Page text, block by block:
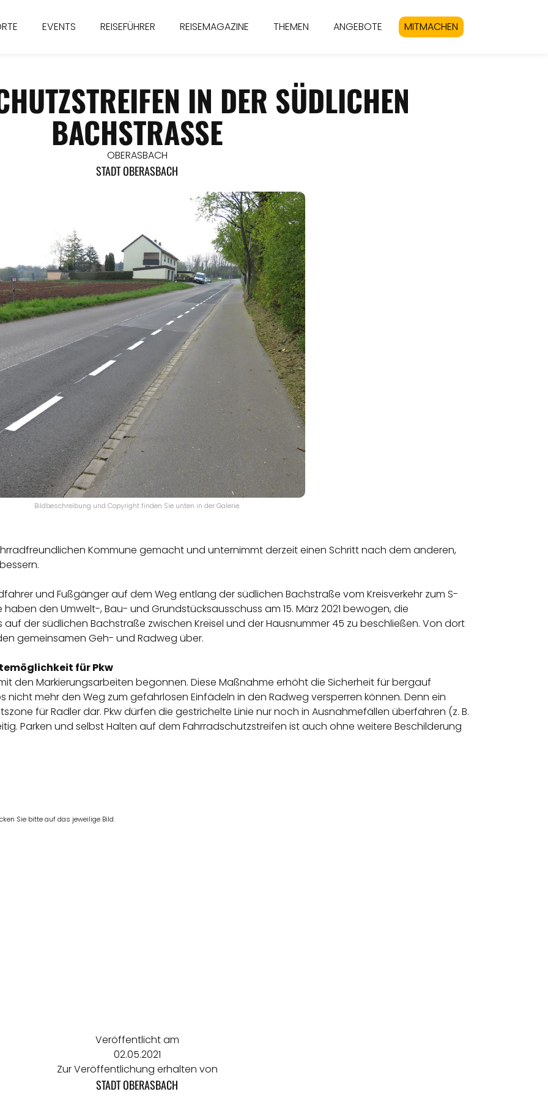
EVENTS REISEFÜHRER REISEMAGAZINE THEMEN ANGEBOTE MITMACHEN
IN DER SÜDLICHEN
BACHSTRASSE
OBERASBACH
STADT OBERASBACH
Bildbeschreibung und Copyright finden Sie unten in der Galerie.
Kommune gemacht und unternimmt derzeit einen Schritt nach dem anderen,
und Fußgänger auf dem Weg entlang der südlichen Bachstraße vom Kreisverkehr zum S-
den Umwelt-, Bau- und Grundstücksausschuss am 15. März 2021 bewogen, die
der südlichen Bachstraße zwischen Kreisel und der Hausnummer 45 zu beschließen. Von dort
gemeinsamen Geh- und Radweg über.
für Pkw
den Markierungsarbeiten begonnen. Diese Maßnahme erhöht die Sicherheit für bergauf
nicht mehr den Weg zum gefahrlosen Einfädeln in den Radweg versperren können. Denn ein
für Radler dar. Pkw dürfen die gestrichelte Linie nur noch in Ausnahmefällen überfahren (z. B.
Parken und selbst Halten auf dem Fahrradschutzstreifen ist auch ohne weitere Beschilderung
Sie bitte auf das jeweilige Bild.
Veröffentlicht am
02.05.2021
Zur Veröffentlichung erhalten von
STADT OBERASBACH